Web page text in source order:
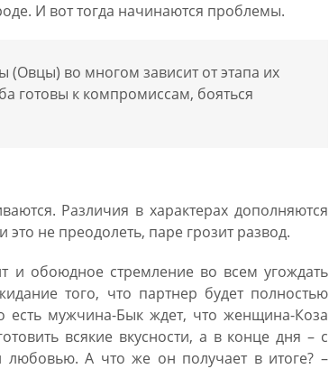
И вот тогда начинаются проблемы.
во многом зависит от этапа их
готовы к компромиссам, бояться
Различия в характерах дополняются
не преодолеть, паре грозит развод.
и обоюдное стремление во всем угождать
того, что партнер будет полностью
есть мужчина-Бык ждет, что женщина-Коза
всякие вкусности, а в конце дня – с
любовью. А что же он получает в итоге? –